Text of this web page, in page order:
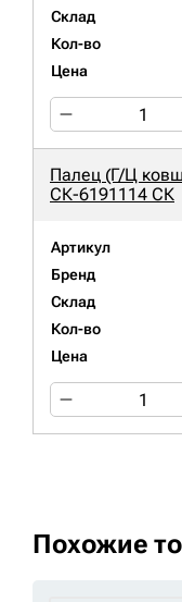
Склад
Кол-во
Цена
Палец (Г/Ц
СК-6191114 СК
Артикул
Бренд
Склад
Кол-во
Цена
Похожие